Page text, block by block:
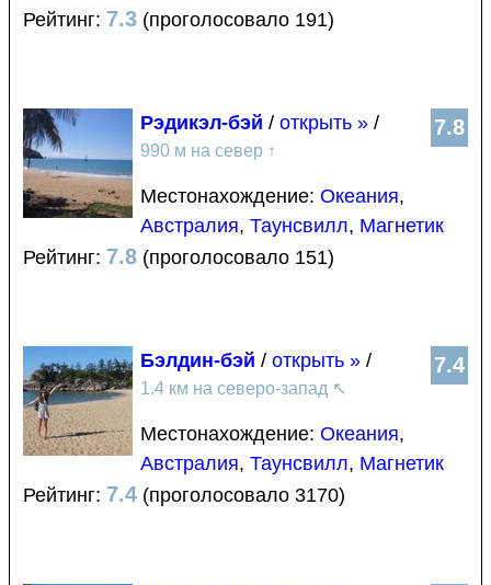
Рейтинг: 7.3 (проголосовало 191)
7.8
Рэдикэл-бэй / открыть » /
990 м на север ↑
Местонахождение: Океания,
Австралия, Таунсвилл, Магнетик
Рейтинг: 7.8 (проголосовало 151)
7.4
Бэлдин-бэй / открыть » /
1.4 км на северо-запад ↖
Местонахождение: Океания,
Австралия, Таунсвилл, Магнетик
Рейтинг: 7.4 (проголосовало 3170)